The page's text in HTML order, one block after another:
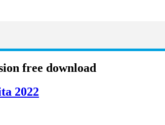
free download
2022